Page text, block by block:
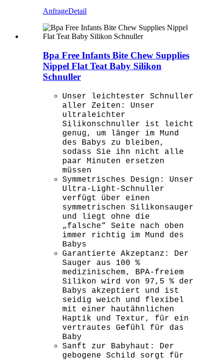
AnfrageDetail
Bpa Free Infants Bite Chew Supplies
Nippel Flat Teat Baby Silikon
Schnuller
Unser leichtester Schnuller
aller Zeiten: Unser
ultraleichter
Silikonschnuller ist leicht
genug, um länger im Mund
des Babys zu bleiben,
sodass Sie ihn nicht alle
paar Minuten ersetzen
müssen
Symmetrisches Design: Unser
Ultra-Light-Schnuller
verfügt über einen
symmetrischen Silikonsauger
und liegt ohne die
„falsche“ Seite nach oben
immer richtig im Mund des
Babys
Garantierte Akzeptanz: Der
Sauger aus 100 %
medizinischem, BPA-freiem
Silikon wird von 97,5 % der
Babys akzeptiert und ist
seidig weich und flexibel
mit einer hautähnlichen
Haptik und Textur, für ein
vertrautes Gefühl für das
Baby
Sanft zur Babyhaut: Der
gebogene Schild sorgt für